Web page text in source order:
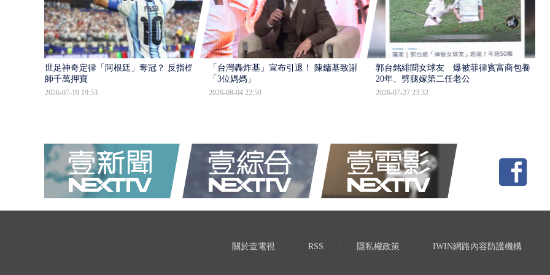
世足神奇定律「阿根廷」奪冠？ 反指標大
師千萬押寶
2026-07-19 19:53
「台灣轟炸基」宣布引退！ 陳鏞基致謝
「3位媽媽」
2026-08-04 22:59
郭台銘緋聞女球友 爆被菲律賓富商包養
20年、劈腿嫁第二任老公
2026-07-27 23:32
關於壹電視 RSS 隱私權政策 IWIN網路內容防護機構